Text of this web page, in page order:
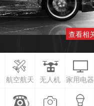
查看相
航空航天 无人机 家用电器